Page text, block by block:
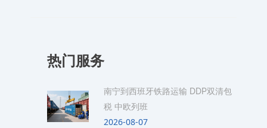
热门服务
南宁到西班牙铁路运输 DDP双清包
税 中欧列班
2026-08-07